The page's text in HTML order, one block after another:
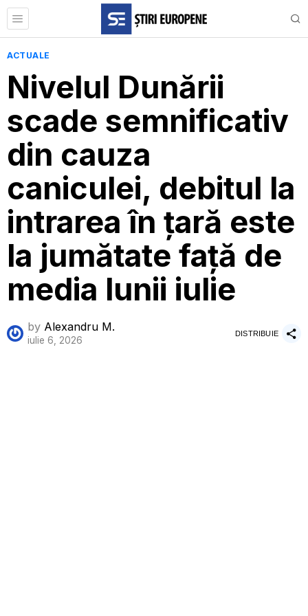
ACTUALE
Nivelul Dunării
scade semnificativ
din cauza
caniculei, debitul la
intrarea în țară este
la jumătate față de
media lunii iulie
by Alexandru M.
iulie 6, 2026
DISTRIBUIE